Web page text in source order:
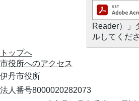
Reader）」
ルしてくだ
トップへ
市役所へのアクセス
伊丹市役所
法人番号8000020282073